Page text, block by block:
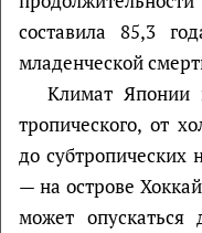
составила 85,3
младенческой
Климат Японии
тропического, от
до
— на острове
может опускаться